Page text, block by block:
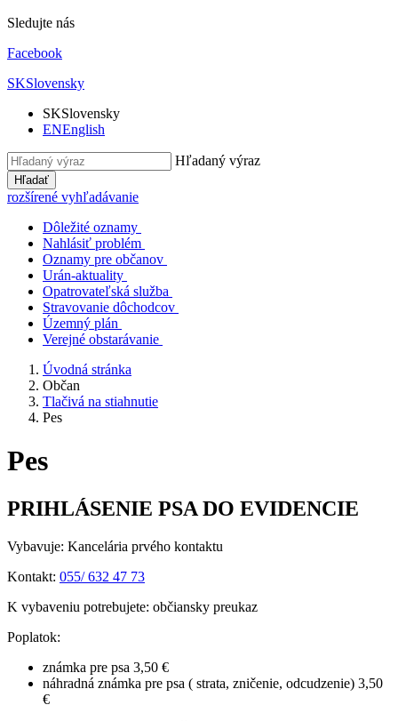
Sledujte nás
Facebook
SKSlovensky
SKSlovensky
ENEnglish
Hľadaný výraz
Hľadať
rozšírené vyhľadávanie
Dôležité oznamy
Nahlásiť problém
Oznamy pre občanov
Urán-aktuality
Opatrovateľská služba
Stravovanie dôchodcov
Územný plán
Verejné obstarávanie
Úvodná stránka
Občan
Tlačivá na stiahnutie
Pes
Pes
PRIHLÁSENIE PSA DO EVIDENCIE
Vybavuje: Kancelária prvého kontaktu
Kontakt: 055/ 632 47 73
K vybaveniu potrebujete: občiansky preukaz
Poplatok:
známka pre psa 3,50 €
náhradná známka pre psa ( strata, zničenie, odcudzenie) 3,50
€